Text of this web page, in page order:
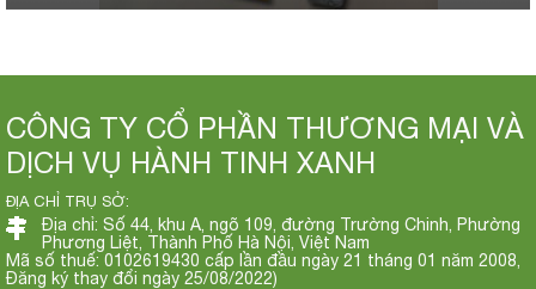
CÔNG TY CỔ PHẦN THƯƠNG MẠI VÀ
DỊCH VỤ HÀNH TINH XANH
ĐỊA CHỈ TRỤ SỞ:
Địa chỉ: Số 44, khu A, ngõ 109, đường Trường Chinh, Phường
Phương Liệt, Thành Phố Hà Nội, Việt Nam
Mã số thuế: 0102619430 cấp lần đầu ngày 21 tháng 01 năm 2008,
Đăng ký thay đổi ngày 25/08/2022)